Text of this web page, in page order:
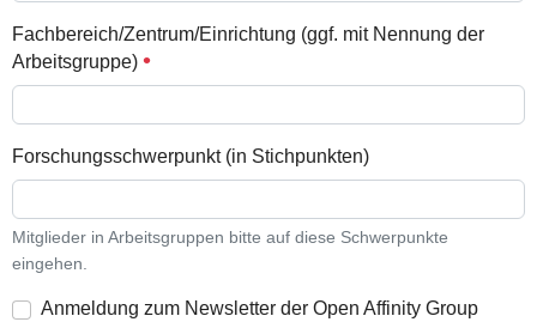
Fachbereich/Zentrum/Einrichtung (ggf. mit Nennung der
Arbeitsgruppe)
Forschungsschwerpunkt (in Stichpunkten)
Mitglieder in Arbeitsgruppen bitte auf diese Schwerpunkte
eingehen.
Anmeldung zum Newsletter der Open Affinity Group